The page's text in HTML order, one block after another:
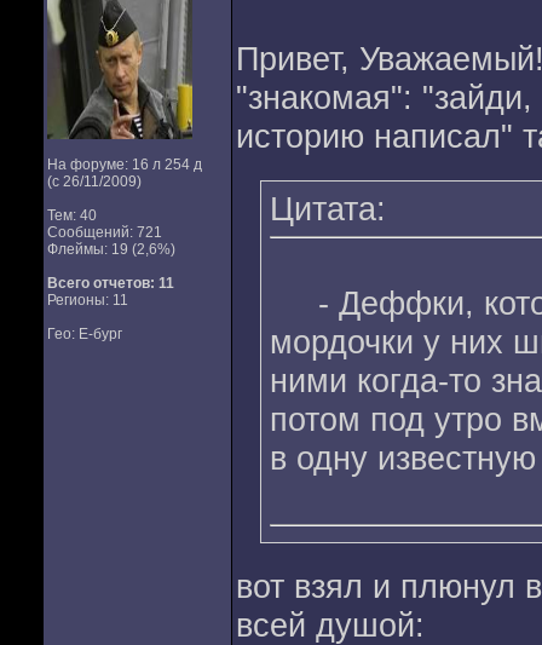
На форуме: 16 л 254 д
(с 26/11/2009)
Тем: 40
Сообщений: 721
Флеймы: 19 (2,6%)
Всего отчетов: 11
Регионы: 11
Гео: Е-бург
Привет,
"знакомая":
историю написал"
Цитата:
- Деффки,
мордочки у них
ними когда-то
потом под утро
в одну
вот взял и
всей душой: